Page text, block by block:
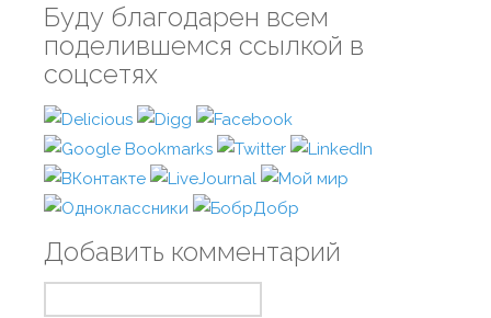
Буду благодарен всем
поделившемся ссылкой в
соцсетях
Добавить комментарий